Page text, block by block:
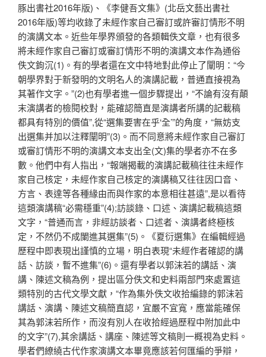
豚出書社2016年版)、《李健吾文集》(北岳文藝出書社
2016年版)等均收錄了未經作家自己審訂或許審訂情形不明
的演講文本。近些年學界頒發的各類輯佚文章，也有很多
將未經作家自己審訂或審訂情形不明的演講文本作為通俗
佚文鉤沉(1)。有的學者還在文中特地對此停止了闡明：“今
朝學界對于新發明的文明名人的演講記載，普通直接視為
其著作文字。”(2)也有學者進一個步驟提出，“不論有沒有顛
末演講者的檢閱校對，能確認簡直是演講者所講的記載稿
都具有特別的價值”,從“選集要害在乎‘全’”的角度，“無妨支
出選集并加以注釋闡明”(3)。而不同意將未經作家自己審訂
或審訂情形不明的演講文本支出全(文)集的學者亦不在多
數。他們中有人指出，“報端揭載的演講記載稿往往未經作
家自己核定，未經作家自己核定的演講稿又往往因口音、
方言、表達等各種緣由而與作家的本意相往甚遠”,是以看待
這類演講稿“必需穩重”(4);訪談錄、口述、演講記載稿這類
文字，“普通而言，非經訪談者、口述者、演講者終極核
定，不然仍不成闌進其選集”(5)。《夏衍選集》在編輯經過
歷程中即表現出謹慎的立場，明白表現“未經作者確認的講
話、訪談，暫不進集”(6)。還有學者以郭沫若的講話、演
講、陳述文稿為例，提出區分佚文和史料兩部門來處置這
類特別的古代文學文獻，“作為集外佚文收拾編錄的郭沫若
講話、演講、陳述文稿簡直認，宜嚴不宜寬，應當能確保
其為郭沫若所作，而沒有別人在收拾經過歷程中附加此中
的文字”(7),其余講話、講座、陳述等文稿則一概視為史料。
學者們繚繞古代作家演講文本畢竟應該若何匯編的爭辯，